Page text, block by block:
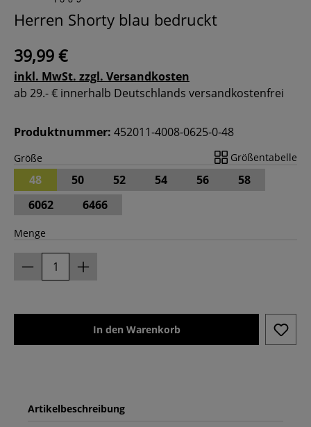
Herren Shorty blau bedruckt
39,99 €
inkl. MwSt. zzgl. Versandkosten
ab 29.- € innerhalb Deutschlands versandkostenfrei
Produktnummer: 452011-4008-0625-0-48
Größe Größentabelle
48 50 52 54 56
58
6062
6466
Menge
In den Warenkorb
Artikelbeschreibung